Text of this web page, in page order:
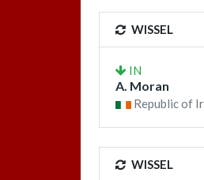
WISSEL
IN
A. Moran
Republic of
WISSEL